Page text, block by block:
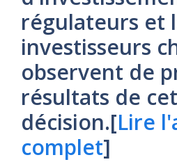
régulateurs et
investisseurs
observent de
résultats de
décision.[Lire
complet]